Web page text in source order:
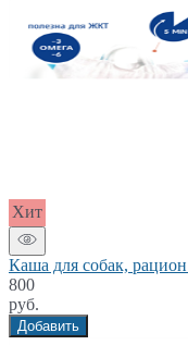
Хит
Каша для собак,
800
руб.
Добавить